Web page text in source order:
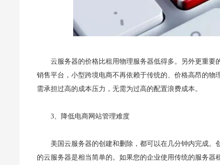
云服务器的价格比租用物理服务器低得多。另外更重
销售平台，小型跨境电商不再依赖于传统的、价格高昂的
需承担过高的成本压力，无需为过高的配置浪费成本。
3、降低电商网站管理难度
美国云服务器的创建和删除，都可以在几分钟内完成
的云服务器是相当简单的。如果您的企业使用传统的服务